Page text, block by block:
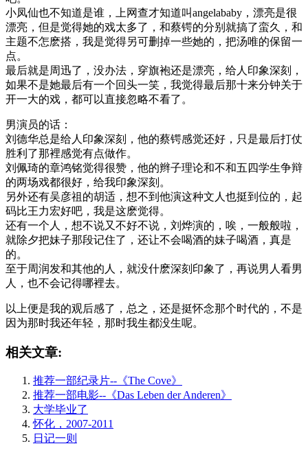
小凤仙也不知道是谁，上网查才知道叫angelababy，漂亮是很
漂亮，但是觉得她的戏太多了，和蔡锷的分别就搞了蛮久，和
主题不怎麽搭，我是觉得另可删掉一些她的，把汤唯的保留一
点。
最后就是周迅了，没办法，穿旗袍还是漂亮，给人印象深刻，
如果不是她最后有一个回头一笑，我觉得最后那十来分钟关于
开一大的戏，都可以直接忽略不看了。
男演员的话：
刘德华总是给人印象深刻，他的蔡锷感觉还好，只是最后打仗
胜利了那裡感觉有点做作。
刘佩琦的章鸿铭觉得很赞，他的辫子理论和不和五四学生争辩
的两场戏都很好，给我印象深刻。
另外还有吴彦祖的胡适，想不到他演这种文人也挺到位的，起
码比王力宏好吧，我是这麽觉得。
还有一个人，想不说又不好不说，刘烨演的，唉，一般般啦，
就除夕把妹子那段记住了，还让不会喝酒的妹子喝酒，真是
的。
至于周润发和其他的人，就没什麽深刻印象了，再说男人看男
人，也不会记得哪裡去。
以上便是我的观后感了，总之，还是挺怀念那个时代的，不是
因为那时我还年轻，那时我生都没生呢。
相关文章:
推荐一部纪录片--《The Cove》
推荐一部电影--《Das Leben der Anderen》
大学毕业了
怀化，2007-2011
日记一则